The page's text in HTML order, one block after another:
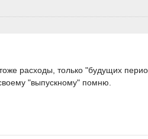
расходы, только "будущих
"выпускному" помню.